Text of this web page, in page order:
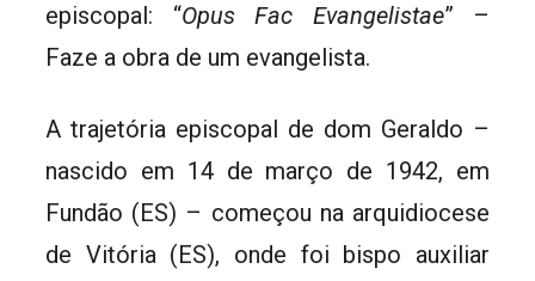
episcopal: “Opus Fac Evangelistae” –
Faze a obra de um evangelista.
A trajetória episcopal de dom Geraldo –
nascido em 14 de março de 1942, em
Fundão (ES) – começou na arquidiocese
de Vitória (ES), onde foi bispo auxiliar